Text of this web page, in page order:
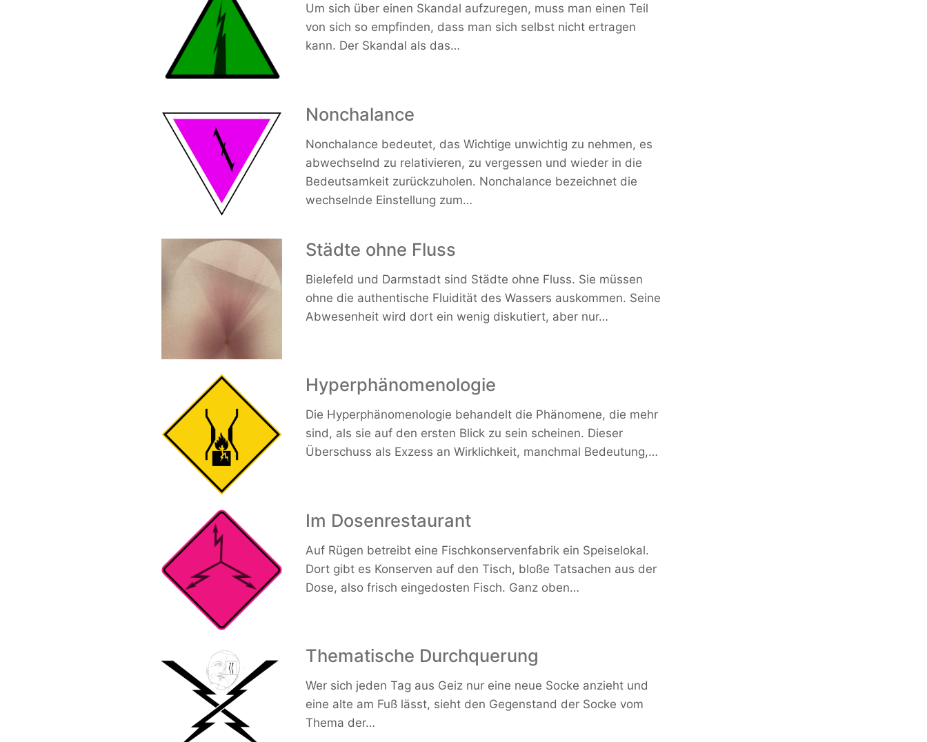
Um sich über einen Skandal aufzuregen, muss man einen Teil
von sich so empfinden, dass man sich selbst nicht ertragen
kann. Der Skandal als das…
Nonchalance
Nonchalance bedeutet, das Wichtige unwichtig zu nehmen, es
abwechselnd zu relativieren, zu vergessen und wieder in die
Bedeutsamkeit zurückzuholen. Nonchalance bezeichnet die
wechselnde Einstellung zum…
Städte ohne Fluss
Bielefeld und Darmstadt sind Städte ohne Fluss. Sie müssen
ohne die authentische Fluidität des Wassers auskommen. Seine
Abwesenheit wird dort ein wenig diskutiert, aber nur…
Hyperphänomenologie
Die Hyperphänomenologie behandelt die Phänomene, die mehr
sind, als sie auf den ersten Blick zu sein scheinen. Dieser
Überschuss als Exzess an Wirklichkeit, manchmal Bedeutung,…
Im Dosenrestaurant
Auf Rügen betreibt eine Fischkonservenfabrik ein Speiselokal.
Dort gibt es Konserven auf den Tisch, bloße Tatsachen aus der
Dose, also frisch eingedosten Fisch. Ganz oben…
Thematische Durchquerung
Wer sich jeden Tag aus Geiz nur eine neue Socke anzieht und
eine alte am Fuß lässt, sieht den Gegenstand der Socke vom
Thema der…